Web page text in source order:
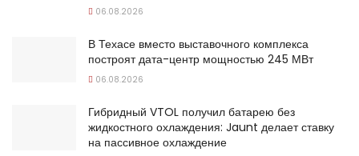
06.08.2026
В Техасе вместо выставочного комплекса
построят дата-центр мощностью 245 МВт
06.08.2026
Гибридный VTOL получил батарею без
жидкостного охлаждения: Jaunt делает ставку
на пассивное охлаждение